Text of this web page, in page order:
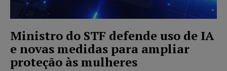
Ministro do STF defende uso de IA
e novas medidas para ampliar
proteção às mulheres